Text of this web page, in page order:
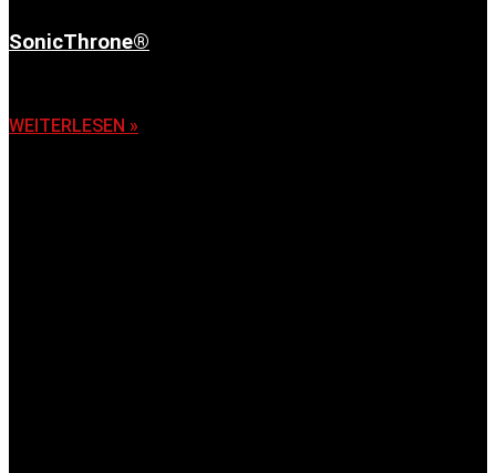
SonicThrone®
WEITERLESEN »